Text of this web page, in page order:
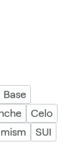
Base
Celo
SUI